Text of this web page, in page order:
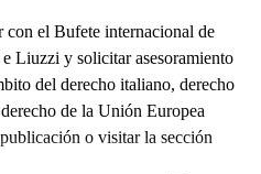
el Bufete internacional de
Liuzzi y solicitar asesoramiento
del derecho italiano, derecho
de la Unión Europea
o visitar la sección